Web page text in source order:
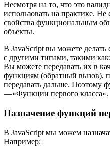
Несмотря на то, что это
использовать на практике. Не
свойства функциональным
объекты.
В JavaScript вы можете делать
с другими типами, такими
Вы можете передавать их в
функциям (обратный вызов),
передавать дальше. Поэтому
— «Функции первого класса».
Назначение функций
В JavaScript мы можем
Например: